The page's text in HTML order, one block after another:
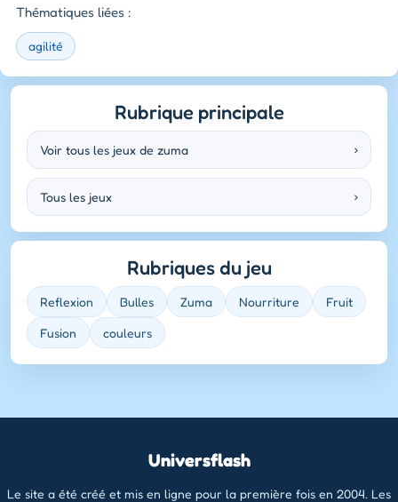
Thématiques liées :
agilité
Rubrique principale
Voir tous les jeux de zuma ›
Tous les jeux ›
Rubriques du jeu
Reflexion Bulles Zuma Nourriture Fruit
Fusion couleurs
Universflash
Le site a été créé et mis en ligne pour la première fois en 2004. Les